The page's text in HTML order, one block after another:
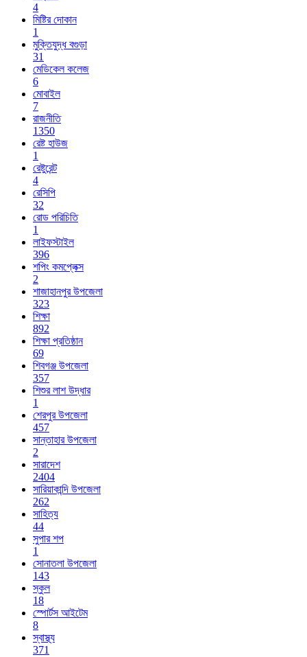
4
মিষ্টির দোকান
1
মুক্তিযুদ্ধ বগুড়া
31
মেডিকেল কলেজ
6
মোবাইল
7
রাজনীতি
1350
রেষ্ট হাউজ
1
রেষ্টুরেন্ট
4
রেসিপি
32
রোড পরিচিতি
1
লাইফস্টাইল
396
শপিং কমপ্লেক্স
2
শাজাহানপুর উপজেলা
323
শিক্ষা
892
শিক্ষা প্রতিষ্ঠান
69
শিবগঞ্জ উপজেলা
357
শিশুর লাশ উদ্ধার
1
শেরপুর উপজেলা
457
সান্তাহার উপজেলা
2
সারাদেশ
2404
সারিয়াকান্দি উপজেলা
262
সাহিত্য
44
সুপার শপ
1
সোনাতলা উপজেলা
143
স্কুল
18
স্পোর্টস আইটেম
8
স্বাস্থ্য
371